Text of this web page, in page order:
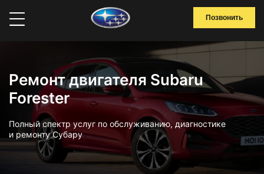
Позвонить
Ремонт двигателя Subaru
Forester
Полный спектр услуг по обслуживанию, диагностике
и ремонту Субару